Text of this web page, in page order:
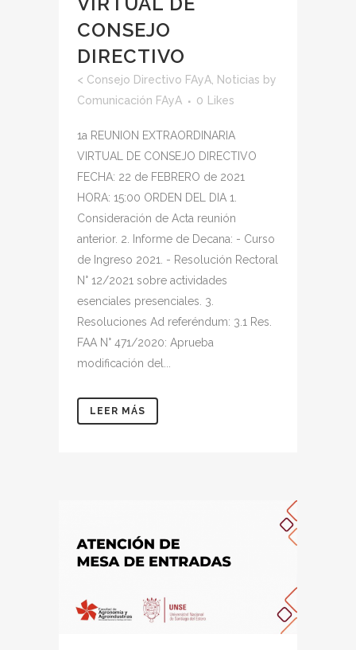
CONSEJO
DIRECTIVO
< Consejo Directivo FAyA Noticias by
Comunicación FAyA
0 Likes
1a REUNION EXTRAORDINARIA
VIRTUAL DE CONSEJO DIRECTIVO
FECHA: 22 de FEBRERO de 2021
HORA: 15:00 ORDEN DEL DIA 1.
Consideración de Acta reunión
anterior. 2. Informe de Decana: - Curso
de Ingreso 2021. - Resolución Rectoral
N° 12/2021 sobre actividades
esenciales presenciales. 3.
Resoluciones Ad referéndum: 3.1 Res.
FAA N° 471/2020: Aprueba
modificación del...
LEER MÁS